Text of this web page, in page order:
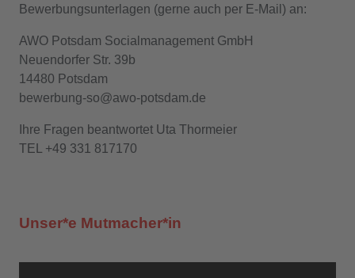
Bewerbungsunterlagen (gerne auch per E-Mail) an:
AWO Potsdam Socialmanagement GmbH
Neuendorfer Str. 39b
14480 Potsdam
bewerbung-so@awo-potsdam.de
Ihre Fragen beantwortet Uta Thormeier
TEL +49 331 817170
Unser*e Mutmacher*in